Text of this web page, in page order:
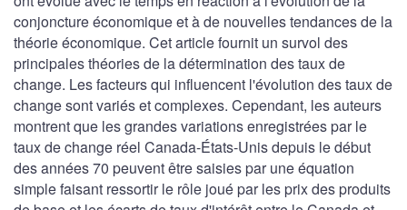
conjoncture économique et à de nouvelles tendances de la
théorie économique. Cet article fournit un survol des
principales théories de la détermination des taux de
change. Les facteurs qui influencent l'évolution des taux de
change sont variés et complexes. Cependant, les auteurs
montrent que les grandes variations enregistrées par le
taux de change réel Canada-États-Unis depuis le début
des années 70 peuvent être saisies par une équation
simple faisant ressortir le rôle joué par les prix des produits